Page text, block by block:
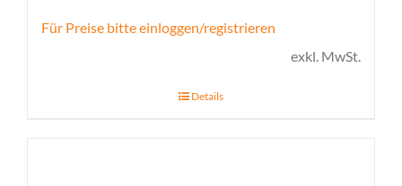
Für Preise bitte einloggen/registrieren
exkl. MwSt.
Details